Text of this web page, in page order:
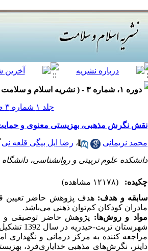
دوره ۱، شماره ۳ - ( نشریه اسلام و سلامت ۱۳۹۳ )
جلد ۱ شماره ۳ صفحات ۴۹-۴۱
نقش نگرش مذهبی، بهزیستی معنوی و
محمد نریمانی ، رضا ایل بیگی قلعه نی
دانشکده علوم تربیتی و روانشناسی، دانشگاه
چکیده:
(۱۲۱۷۸ مشاهده)
سابقه و هدف: هدف پژوهش حاضر تعیین
مادران کودکان کم‌توان ذهنی می‌باشد.
مواد و روش‌ها: پژوهش حاضر توصیفی و
مراجعه کننده به مرکز درمانی و
داینر، نگرش‌های مذهبی خدایاری‌فرد،